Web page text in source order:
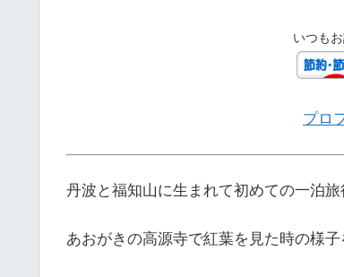
いつも
プロ
丹波と福知山に生まれて初めての一泊旅
あおがきの高源寺で紅葉を見た時の様